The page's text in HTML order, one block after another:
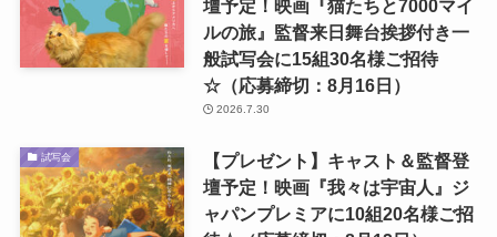
壇予定！映画『猫たちと7000マイ
ルの旅』監督来日舞台挨拶付き一
般試写会に15組30名様ご招待
☆（応募締切：8月16日）
2026.7.30
試写会
【プレゼント】キャスト＆監督登
壇予定！映画『我々は宇宙人』ジ
ャパンプレミアに10組20名様ご招